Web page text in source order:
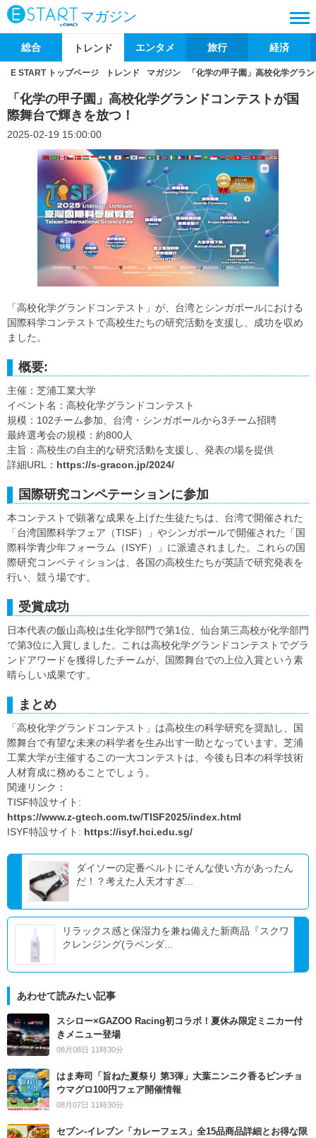
マガジン
総合 トレンド エンタメ 旅行 経済
E START トップページ トレンド マガジン 「化学の甲子園」高校化学グラ
「化学の甲子園」高校化学グランドコンテストが国
際舞台で輝きを放つ！
2025-02-19 15:00:00
「高校化学グランドコンテスト」が、台湾とシンガポールにおける
国際科学コンテストで高校生たちの研究活動を支援し、成功を収め
ました。
概要:
主催：芝浦工業大学
イベント名：高校化学グランドコンテスト
規模：102チーム参加、台湾・シンガポールから3チーム招聘
最終選考会の規模：約800人
主旨：高校生の自主的な研究活動を支援し、発表の場を提供
詳細URL： https://s-gracon.jp/2024/
国際研究コンペテーションに参加
本コンテストで顕著な成果を上げた生徒たちは、台湾で開催された
「台湾国際科学フェア（TISF）」やシンガポールで開催された「国
際科学青少年フォーラム（ISYF）」に派遣されました。これらの国
際研究コンペティションは、各国の高校生たちが英語で研究発表を
行い、競う場です。
受賞成功
日本代表の飯山高校は生化学部門で第1位、仙台第三高校が化学部門
で第3位に入賞しました。これは高校化学グランドコンテストでグラ
ンドアワードを獲得したチームが、国際舞台での上位入賞という素
晴らしい成果です。
まとめ
「高校化学グランドコンテスト」は高校生の科学研究を奨励し、国
際舞台で有望な未来の科学者を生み出す一助となっています。芝浦
工業大学が主催するこの一大コンテストは、今後も日本の科学技術
人材育成に務めることでしょう。
関連リンク：
TISF特設サイト:
https://www.z-gtech.com.tw/TISF2025/index.html
ISYF特設サイト: https://isyf.hci.edu.sg/
ダイソーの定番ベルトにそんな使い方があったん
だ！？考えた人天才すぎ...
リラックス感と保湿力を兼ね備えた新商品『スクワ
クレンジング(ラベンダ...
あわせて読みたい記事
スシロー×GAZOO Racing初コラボ！夏休み限定ミニカー付
きメニュー登場
08月08日 11時30分
はま寿司「旨ねた夏祭り 第3弾」大葉ニンニク香るビンチョ
ウマグロ100円フェア開催情報
08月07日 11時30分
セブン‐イレブン「カレーフェス」全15品商品詳細とお得な限